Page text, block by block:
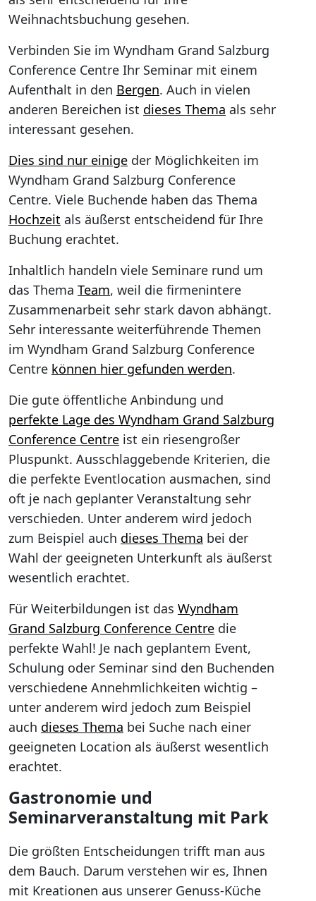
Weihnachtsbuchung gesehen.
Verbinden Sie im Wyndham Grand Salzburg
Conference Centre Ihr Seminar mit einem
Aufenthalt in den Bergen. Auch in vielen
anderen Bereichen ist dieses Thema als sehr
interessant gesehen.
Dies sind nur einige der Möglichkeiten im
Wyndham Grand Salzburg Conference
Centre. Viele Buchende haben das Thema
Hochzeit als äußerst entscheidend für Ihre
Buchung erachtet.
Inhaltlich handeln viele Seminare rund um
das Thema Team, weil die firmenintere
Zusammenarbeit sehr stark davon abhängt.
Sehr interessante weiterführende Themen
im Wyndham Grand Salzburg Conference
Centre können hier gefunden werden.
Die gute öffentliche Anbindung und
perfekte Lage des Wyndham Grand Salzburg
Conference Centre ist ein riesengroßer
Pluspunkt. Ausschlaggebende Kriterien, die
die perfekte Eventlocation ausmachen, sind
oft je nach geplanter Veranstaltung sehr
verschieden. Unter anderem wird jedoch
zum Beispiel auch dieses Thema bei der
Wahl der geeigneten Unterkunft als äußerst
wesentlich erachtet.
Für Weiterbildungen ist das Wyndham
Grand Salzburg Conference Centre die
perfekte Wahl! Je nach geplantem Event,
Schulung oder Seminar sind den Buchenden
verschiedene Annehmlichkeiten wichtig –
unter anderem wird jedoch zum Beispiel
auch dieses Thema bei Suche nach einer
geeigneten Location als äußerst wesentlich
erachtet.
Gastronomie und
Seminarveranstaltung mit Park
Die größten Entscheidungen trifft man aus
dem Bauch. Darum verstehen wir es, Ihnen
mit Kreationen aus unserer Genuss-Küche